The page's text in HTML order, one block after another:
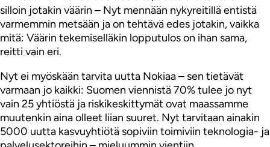
silloin jotakin väärin – Nyt mennään nykyreitillä entistä
varmemmin metsään ja on tehtävä edes jotakin, vaikka
mitä: Väärin tekemiselläkin lopputulos on ihan sama,
reitti vain eri.
Nyt ei myöskään tarvita uutta Nokiaa – sen tietävät
varmaan jo kaikki: Suomen viennistä 70% tulee jo nyt
vain 25 yhtiöstä ja riskikeskittymät ovat maassamme
muutenkin aina olleet liian suuret. Nyt tarvitaan ainakin
5000 uutta kasvuyhtiötä sopiviin toimiviin teknologia- ja